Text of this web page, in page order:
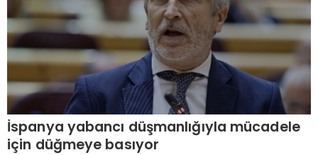
İspanya yabancı düşmanlığıyla mücadele
için düğmeye basıyor